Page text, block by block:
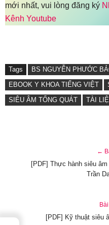
mới nhất, vui lòng đăng ký
Kênh Youtube
Tags BS NGUYỄN PHƯỚC
EBOOK Y KHOA TIẾNG VIỆT
SIÊU ÂM TỔNG QUÁT
TÀI
←
[PDF] Thực hành siêu âm
Trần
[PDF] Kỹ thuật siêu